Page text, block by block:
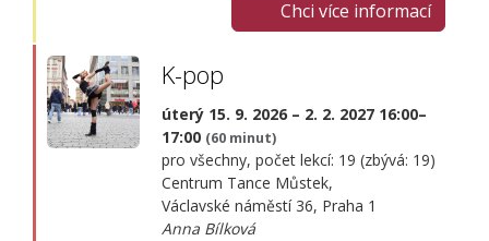
Chci více informací
K-pop
úterý 15. 9. 2026 – 2. 2. 2027 16:00–
17:00 (60 minut)
pro všechny, počet lekcí: 19 (zbývá: 19)
Centrum Tance Můstek,
Václavské náměstí 36, Praha 1
Anna Bílková